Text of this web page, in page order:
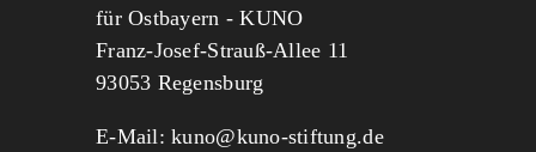
MITMACHEN SPENDEN
für Ostbayern - KUNO
Franz-Josef-Strauß-Allee 11
93053 Regensburg
E-Mail:kuno@kuno-stiftung.de